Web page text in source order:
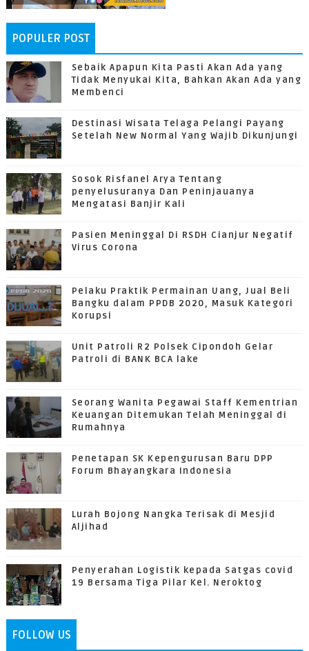
POPULER POST
Sebaik Apapun Kita Pasti Akan Ada yang
Tidak Menyukai Kita, Bahkan Akan Ada yang
Membenci
Destinasi Wisata Telaga Pelangi Payang
Setelah New Normal Yang Wajib Dikunjungi
Sosok Risfanel Arya Tentang
penyelusuranya Dan Peninjauanya
Mengatasi Banjir Kali
Pasien Meninggal Di RSDH Cianjur Negatif
Virus Corona
Pelaku Praktik Permainan Uang, Jual Beli
Bangku dalam PPDB 2020, Masuk Kategori
Korupsi
Unit Patroli R2 Polsek Cipondoh Gelar
Patroli di BANK BCA lake
Seorang Wanita Pegawai Staff Kementrian
Keuangan Ditemukan Telah Meninggal di
Rumahnya
Penetapan SK Kepengurusan Baru DPP
Forum Bhayangkara Indonesia
Lurah Bojong Nangka Terisak di Mesjid
Aljihad
Penyerahan Logistik kepada Satgas covid
19 Bersama Tiga Pilar Kel. Neroktog
FOLLOW US